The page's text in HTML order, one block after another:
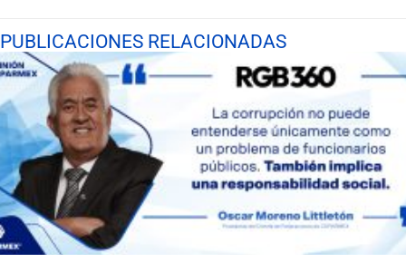
PUBLICACIONES RELACIONADAS